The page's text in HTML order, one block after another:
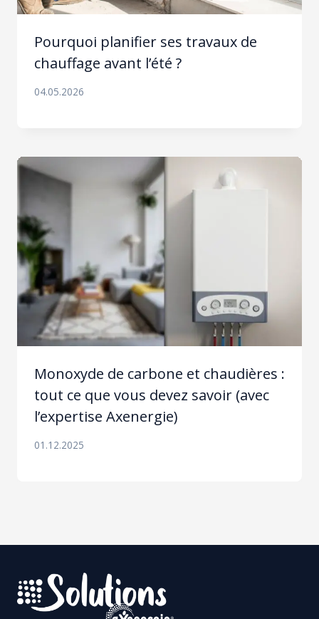
Pourquoi planifier ses travaux de
chauffage avant l’été ?
04.05.2026
Monoxyde de carbone et chaudières :
tout ce que vous devez savoir (avec
l’expertise Axenergie)
01.12.2025